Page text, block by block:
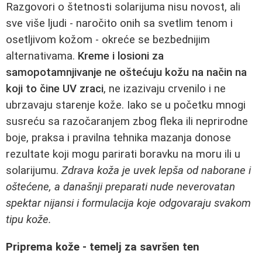
Razgovori o štetnosti solarijuma nisu novost, ali
sve više ljudi - naročito onih sa svetlim tenom i
osetljivom kožom - okreće se bezbednijim
alternativama. Kreme i losioni za
samopotamnjivanje ne oštećuju kožu na način na
koji to čine UV zraci, ne izazivaju crvenilo i ne
ubrzavaju starenje kože. Iako se u početku mnogi
susreću sa razočaranjem zbog fleka ili neprirodne
boje, praksa i pravilna tehnika mazanja donose
rezultate koji mogu parirati boravku na moru ili u
solarijumu. Zdrava koža je uvek lepša od naborane i
oštećene, a današnji preparati nude neverovatan
spektar nijansi i formulacija koje odgovaraju svakom
tipu kože.
Priprema kože - temelj za savršen ten